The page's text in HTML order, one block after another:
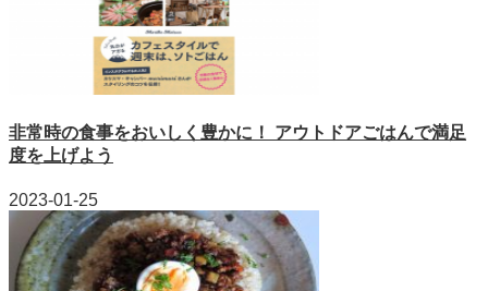
非常時の食事をおいしく豊かに！ アウトドアごはんで満足
度を上げよう
2023-01-25